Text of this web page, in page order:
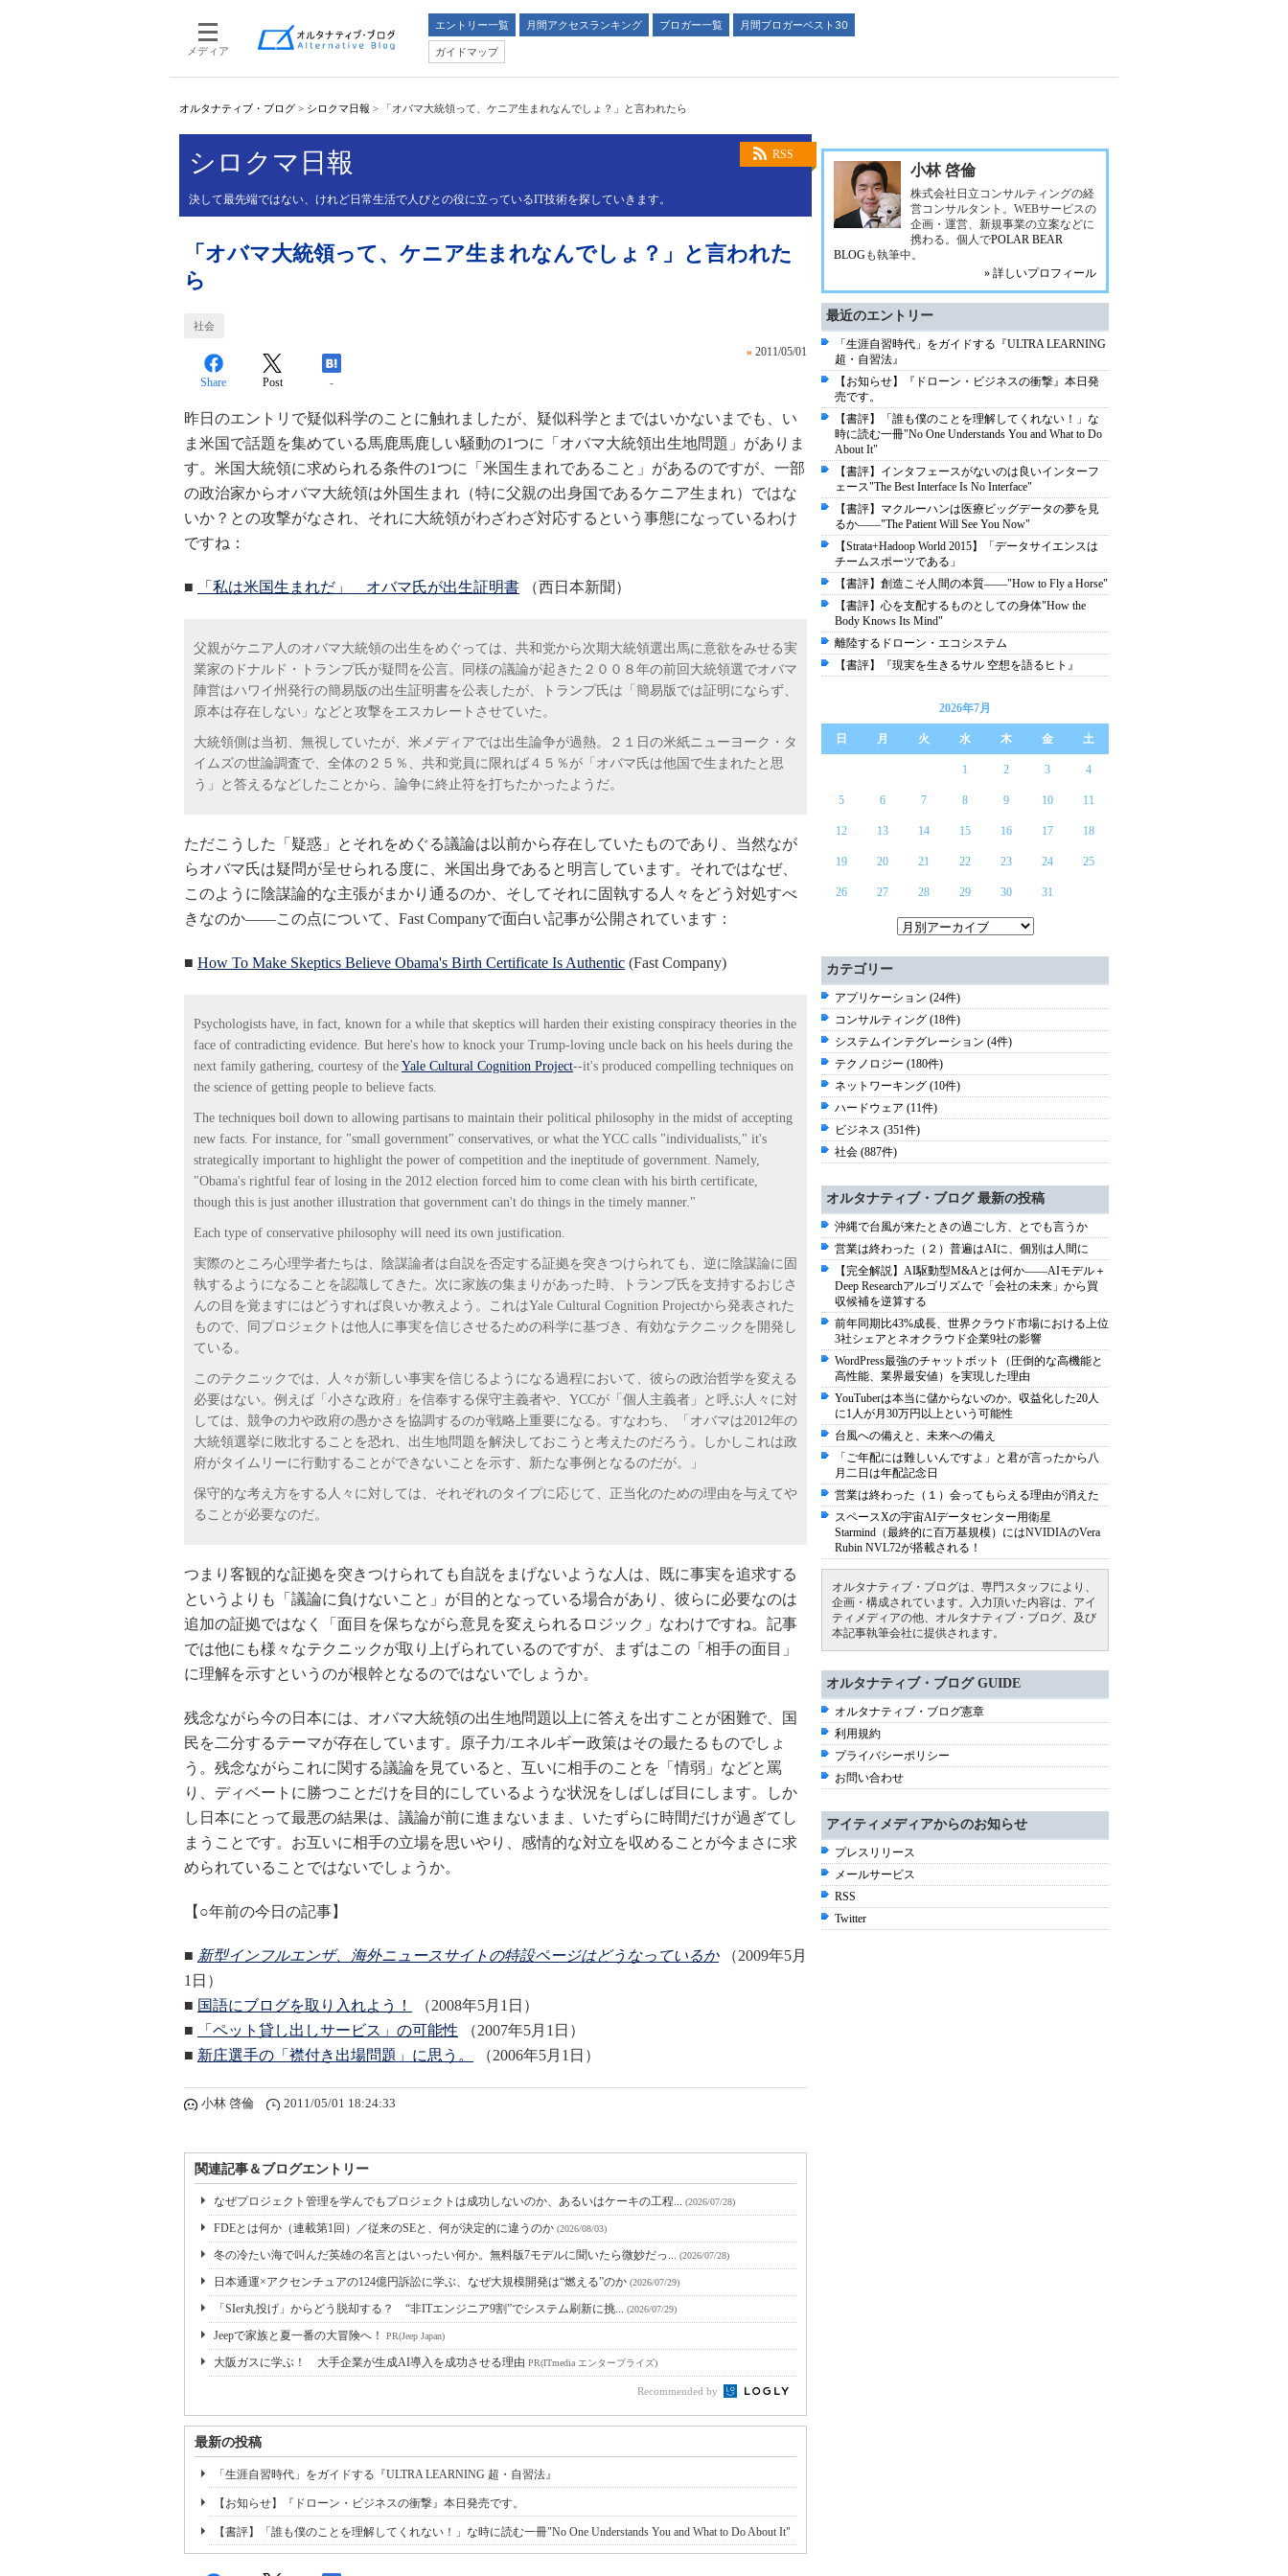
メディア
エントリー一覧 月間アクセスランキング ブロガー一覧
月間ブロガーベスト30
ガイドマップ
オルタナティブ・ブログ > シロクマ日報 > 「オバマ大統領って、ケニア生まれなんでしょ？」と言われたら
RSS
シロクマ日報
決して最先端ではない、けれど日常生活で人びとの役に立っているIT技術を探していきます。
「オバマ大統領って、ケニア生まれなんでしょ？」と言われた
ら
社会
» 2011/05/01
Share Post -
昨日のエントリで疑似科学のことに触れましたが、疑似科学とまではいかないまでも、い
ま米国で話題を集めている馬鹿馬鹿しい騒動の1つに「オバマ大統領出生地問題」がありま
す。米国大統領に求められる条件の1つに「米国生まれであること」があるのですが、一部
の政治家からオバマ大統領は外国生まれ（特に父親の出身国であるケニア生まれ）ではな
いか？との攻撃がなされ、それに大統領がわざわざ対応するという事態になっているわけ
ですね：
■ 「私は米国生まれだ」 オバマ氏が出生証明書 （西日本新聞）
父親がケニア人のオバマ大統領の出生をめぐっては、共和党から次期大統領選出馬に意欲をみせる実
業家のドナルド・トランプ氏が疑問を公言。同様の議論が起きた２００８年の前回大統領選でオバマ
陣営はハワイ州発行の簡易版の出生証明書を公表したが、トランプ氏は「簡易版では証明にならず、
原本は存在しない」などと攻撃をエスカレートさせていた。
大統領側は当初、無視していたが、米メディアでは出生論争が過熱。２１日の米紙ニューヨーク・タ
イムズの世論調査で、全体の２５％、共和党員に限れば４５％が「オバマ氏は他国で生まれたと思
う」と答えるなどしたことから、論争に終止符を打ちたかったようだ。
ただこうした「疑惑」とそれをめぐる議論は以前から存在していたものであり、当然なが
らオバマ氏は疑問が呈せられる度に、米国出身であると明言しています。それではなぜ、
このように陰謀論的な主張がまかり通るのか、そしてそれに固執する人々をどう対処すべ
きなのか――この点について、Fast Companyで面白い記事が公開されています：
■ How To Make Skeptics Believe Obama's Birth Certificate Is Authentic (Fast Company)
Psychologists have, in fact, known for a while that skeptics will harden their existing conspiracy theories in the
face of contradicting evidence. But here's how to knock your Trump-loving uncle back on his heels during the
next family gathering, courtesy of the Yale Cultural Cognition Project--it's produced compelling techniques on
the science of getting people to believe facts.
The techniques boil down to allowing partisans to maintain their political philosophy in the midst of accepting
new facts. For instance, for "small government" conservatives, or what the YCC calls "individualists," it's
strategically important to highlight the power of competition and the ineptitude of government. Namely,
"Obama's rightful fear of losing in the 2012 election forced him to come clean with his birth certificate,
though this is just another illustration that government can't do things in the timely manner."
Each type of conservative philosophy will need its own justification.
実際のところ心理学者たちは、陰謀論者は自説を否定する証拠を突きつけられても、逆に陰謀論に固
執するようになることを認識してきた。次に家族の集まりがあった時、トランプ氏を支持するおじさ
んの目を覚ますにはどうすれば良いか教えよう。これはYale Cultural Cognition Projectから発表された
もので、同プロジェクトは他人に事実を信じさせるための科学に基づき、有効なテクニックを開発し
ている。
このテクニックでは、人々が新しい事実を信じるようになる過程において、彼らの政治哲学を変える
必要はない。例えば「小さな政府」を信奉する保守主義者や、YCCが「個人主義者」と呼ぶ人々に対
しては、競争の力や政府の愚かさを協調するのが戦略上重要になる。すなわち、「オバマは2012年の
大統領選挙に敗北することを恐れ、出生地問題を解決しておこうと考えたのだろう。しかしこれは政
府がタイムリーに行動することができないことを示す、新たな事例となるのだが。」
保守的な考え方をする人々に対しては、それぞれのタイプに応じて、正当化のための理由を与えてや
ることが必要なのだ。
つまり客観的な証拠を突きつけられても自説をまげないような人は、既に事実を追求する
というよりも「議論に負けないこと」が目的となっている場合があり、彼らに必要なのは
追加の証拠ではなく「面目を保ちながら意見を変えられるロジック」なわけですね。記事
では他にも様々なテクニックが取り上げられているのですが、まずはこの「相手の面目」
に理解を示すというのが根幹となるのではないでしょうか。
残念ながら今の日本には、オバマ大統領の出生地問題以上に答えを出すことが困難で、国
民を二分するテーマが存在しています。原子力/エネルギー政策はその最たるものでしょ
う。残念ながらこれに関する議論を見ていると、互いに相手のことを「情弱」などと罵
り、ディベートに勝つことだけを目的にしているような状況をしばしば目にします。しか
し日本にとって最悪の結果は、議論が前に進まないまま、いたずらに時間だけが過ぎてし
まうことです。お互いに相手の立場を思いやり、感情的な対立を収めることが今まさに求
められていることではないでしょうか。
【○年前の今日の記事】
■ 新型インフルエンザ、海外ニュースサイトの特設ページはどうなっているか（2009年5月
1日）
■ 国語にブログを取り入れよう！
（2008年5月1日）
■
「ペット貸し出しサービス」の可能性 （2007年5月1日）
■ 新庄選手の「襟付き出場問題」に思う。 （2006年5月1日）
小林 啓倫 2011/05/01 18:24:33
関連記事＆ブログエントリー
なぜプロジェクト管理を学んでもプロジェクトは成功しないのか、あるいはケーキの工程... (2026/07/28)
FDEとは何か（連載第1回）／従来のSEと、何が決定的に違うのか (2026/08/03)
冬の冷たい海で叫んだ英雄の名言とはいったい何か。無料版7モデルに聞いたら微妙だっ... (2026/07/28)
日本通運×アクセンチュアの124億円訴訟に学ぶ、なぜ大規模開発は“燃える”のか (2026/07/29)
「SIer丸投げ」からどう脱却する？ “非ITエンジニア9割”でシステム刷新に挑... (2026/07/29)
Jeepで家族と夏一番の大冒険へ！ PR(Jeep Japan)
大阪ガスに学ぶ！ 大手企業が生成AI導入を成功させる理由 PR(ITmedia エンタープライズ)
Recommended by
最新の投稿
「生涯自習時代」をガイドする『ULTRA LEARNING 超・自習法』
【お知らせ】『ドローン・ビジネスの衝撃』本日発売です。
【書評】「誰も僕のことを理解してくれない！」な時に読む一冊"No One Understands You and What to Do About It"
小林 啓倫
株式会社日立コンサルティングの経
営コンサルタント。WEBサービスの
企画・運営、新規事業の立案などに
携わる。個人でPOLAR BEAR
BLOGも執筆中。
» 詳しいプロフィール
最近のエントリー
「生涯自習時代」をガイドする『ULTRA LEARNING
超・自習法』
【お知らせ】『ドローン・ビジネスの衝撃』本日発
売です。
【書評】「誰も僕のことを理解してくれない！」な
時に読む一冊"No One Understands You and What to Do
About It"
【書評】インタフェースがないのは良いインターフ
ェース"The Best Interface Is No Interface"
【書評】マクルーハンは医療ビッグデータの夢を見
るか――"The Patient Will See You Now"
【Strata+Hadoop World 2015】「データサイエンスは
チームスポーツである」
【書評】創造こそ人間の本質――"How to Fly a Horse"
【書評】心を支配するものとしての身体"How the
Body Knows Its Mind"
離陸するドローン・エコシステム
【書評】『現実を生きるサル 空想を語るヒト』
2026年7月
日 月 火 水 木 金 土
1 2 3 4
5 6 7 8 9 10 11
12 13 14 15 16 17 18
19 20 21 22 23 24 25
26 27 28 29 30 31
カテゴリー
アプリケーション (24件)
コンサルティング (18件)
システムインテグレーション (4件)
テクノロジー (180件)
ネットワーキング (10件)
ハードウェア (11件)
ビジネス (351件)
社会 (887件)
オルタナティブ・ブログ 最新の投稿
沖縄で台風が来たときの過ごし方、とでも言うか
営業は終わった（２）普遍はAIに、個別は人間に
【完全解説】AI駆動型M&Aとは何か――AIモデル＋
Deep Researchアルゴリズムで「会社の未来」から買
収候補を逆算する
前年同期比43%成長、世界クラウド市場における上位
3社シェアとネオクラウド企業9社の影響
WordPress最強のチャットボット（圧倒的な高機能と
高性能、業界最安値）を実現した理由
YouTuberは本当に儲からないのか。収益化した20人
に1人が月30万円以上という可能性
台風への備えと、未来への備え
「ご年配には難しいんですよ」と君が言ったから八
月二日は年配記念日
営業は終わった（１）会ってもらえる理由が消えた
スペースXの宇宙AIデータセンター用衛星
Starmind（最終的に百万基規模）にはNVIDIAのVera
Rubin NVL72が搭載される！
オルタナティブ・ブログは、専門スタッフにより、
企画・構成されています。入力頂いた内容は、アイ
ティメディアの他、オルタナティブ・ブログ、及び
本記事執筆会社に提供されます。
オルタナティブ・ブログ GUIDE
オルタナティブ・ブログ憲章
利用規約
プライバシーポリシー
お問い合わせ
アイティメディアからのお知らせ
プレスリリース
メールサービス
RSS
Twitter